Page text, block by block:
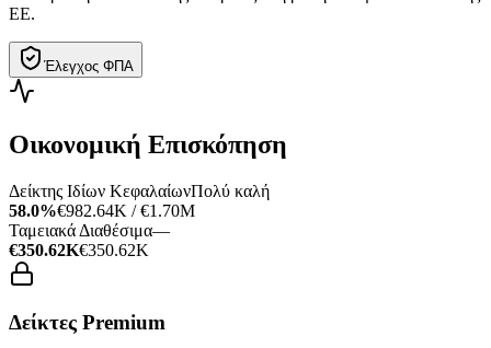
ΕΕ.
Έλεγχος ΦΠΑ
Οικονομική Επισκόπηση
Δείκτης Ιδίων ΚεφαλαίωνΠολύ καλή
58.0%€982.64K / €1.70M
Ταμειακά Διαθέσιμα—
€350.62K€350.62K
Δείκτες Premium